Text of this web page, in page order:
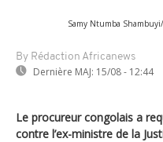
Samy Ntumba
By Rédaction Africanews
Dernière MAJ: 15/08 - 12:44
Le procureur congolais a
contre l’ex-ministre de la